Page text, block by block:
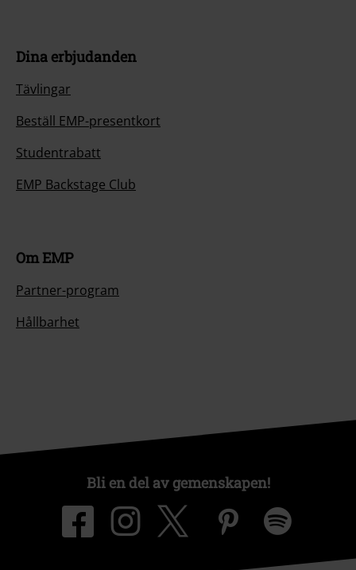
Dina erbjudanden
Tävlingar
Beställ EMP-presentkort
Studentrabatt
EMP Backstage Club
Om EMP
Partner-program
Hållbarhet
Bli en del av gemenskapen!